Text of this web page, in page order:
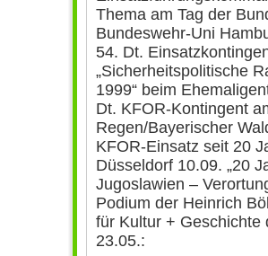
Thema am Tag der
Bundeswehr-Uni
54. Dt.
„Sicherheitspolitische
1999“ beim
Dt. KFOR-Kontingent
Regen/Bayerischer
KFOR-Einsatz seit 20
Düsseldorf 10.09. „20
Jugoslawien –
Podium der Heinrich
für Kultur + Geschichte
23.05.: